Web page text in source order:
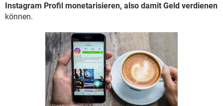
FACEBOOK HARDWARE
WHATSAPP
Instagram Profil monetarisieren, also damit Geld verdienen
können.